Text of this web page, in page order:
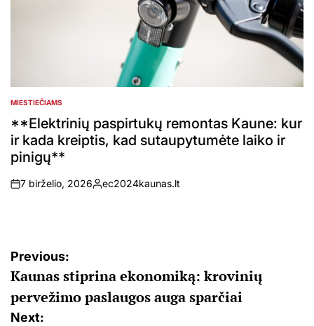
POSTED
IN
MIESTIEČIAMS
**Elektrinių paspirtukų remontas Kaune: kur
ir kada kreiptis, kad sutaupytumėte laiko ir
pinigų**
on
7 birželio, 2026
Posted
ec2024kaunas.lt
Navigacija
tarp
įrašų
Previous:
Kaunas stiprina ekonomiką: krovinių
pervežimo paslaugos auga sparčiai
Next: